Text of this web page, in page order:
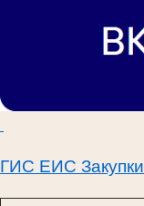
ГИС ЕИС Закупки